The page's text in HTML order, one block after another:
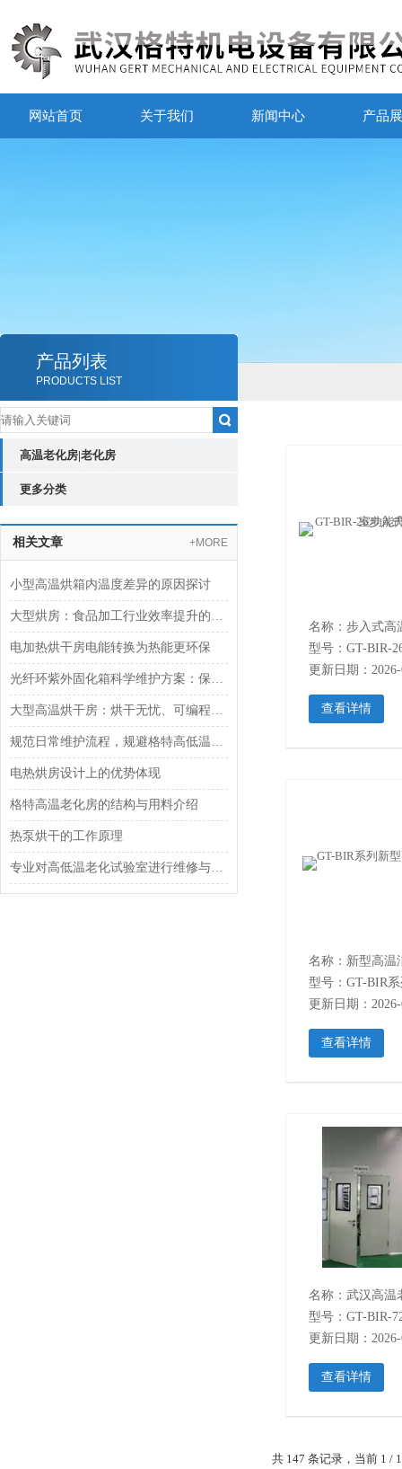
网站首页 关于我们 新闻中心 产品
产品列表
PRODUCTS LIST
高温老化房|老化房
更多分类
相关文章 +MORE
小型高温烘箱内温度差异的原因探讨
大型烘房：食品加工行业效率提升的得力助手
电加热烘干房电能转换为热能更环保
光纤环紫外固化箱科学维护方案：保障设备精度与使用寿命
大型高温烘干房：烘干无忧、可编程智能控制
规范日常维护流程，规避格特高低温试验箱运行故障风险
电热烘房设计上的优势体现
格特高温老化房的结构与用料介绍
热泵烘干的工作原理
专业对高低温老化试验室进行维修与搬迁
型号：GT-BIR-
更新日期：
查看详情
名称：新型高温
型号：GT-BIR
更新日期：
查看详情
型号：GT-BIR-
更新日期：
查看详情
共 147 条记录，当前 1